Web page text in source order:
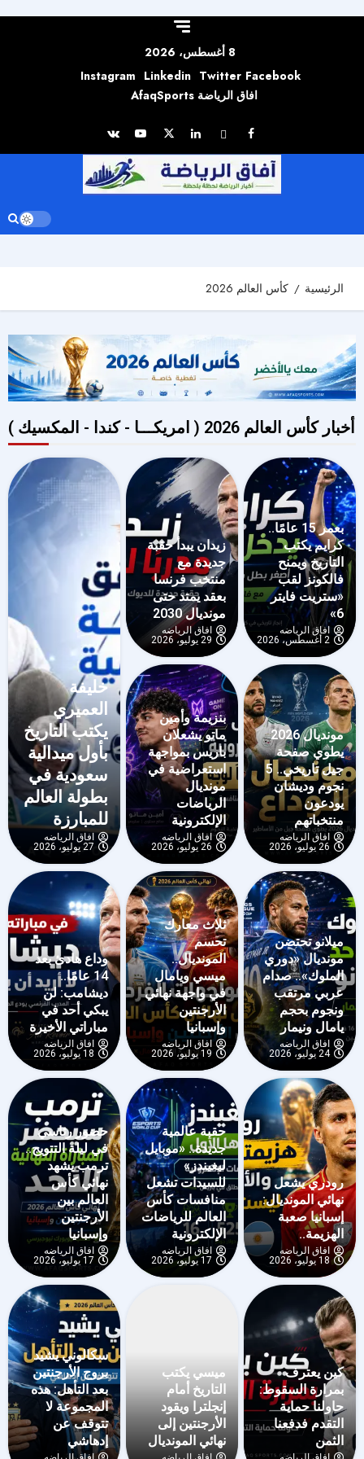
8 أغسطس، 2026
Facebook
Twitter
Linkedin
Instagram
افاق الرياضة AfaqSports
الرئيسية كأس العالم 2026
أخبار كأس العالم 2026 ( امريكـــا - كندا - المكسيك )
بعمر 15 عامًا..
كرايم يكتب
التاريخ ويمنح
فالكونز لقب
«ستريت فايتر
6»
افاق الرياضه
2 أغسطس، 2026
زيدان يبدأ حقبة
جديدة مع
منتخب فرنسا
بعقد يمتد حتى
مونديال 2030
افاق الرياضه
29 يوليو، 2026
خليفة
العميري
يكتب التاريخ
بأول ميدالية
سعودية في
بطولة العالم
للمبارزة
افاق الرياضه
27 يوليو، 2026
مونديال 2026
يطوي صفحة
جيل تاريخي.. 5
نجوم وديشان
يودعون
منتخباتهم
افاق الرياضه
26 يوليو، 2026
بنزيمة وأمين
ماتو يشعلان
باريس بمواجهة
استعراضية في
مونديال
الرياضات
الإلكترونية
افاق الرياضه
26 يوليو، 2026
ميلانو تحتضن
مونديال «دوري
الملوك».. صدام
عربي مرتقب
ونجوم بحجم
يامال ونيمار
افاق الرياضه
24 يوليو، 2026
ثلاث معارك
تحسم
المونديال..
ميسي ويامال
في واجهة نهائي
الأرجنتين
وإسبانيا
افاق الرياضه
19 يوليو، 2026
وداع هادئ بعد
14 عامًا..
ديشامب: لن
يبكي أحد في
مباراتي الأخيرة
افاق الرياضه
18 يوليو، 2026
رودري يشعل
نهائي المونديال:
إسبانيا صعبة
الهزيمة..
افاق الرياضه
18 يوليو، 2026
حقبة عالمية
جديدة.. «موبايل
ليغيندز»
للسيدات تشعل
منافسات كأس
العالم للرياضات
الإلكترونية
افاق الرياضه
17 يوليو، 2026
حضور رئاسي
في ليلة التتويج..
ترمب يشهد
نهائي كأس
العالم بين
الأرجنتين
وإسبانيا
افاق الرياضه
17 يوليو، 2026
كين يعترف
بمرارة السقوط:
حاولنا حماية
التقدم فدفعنا
الثمن
ميسي يكتب
التاريخ أمام
إنجلترا ويقود
الأرجنتين إلى
نهائي المونديال
سكالوني يشيد
بروح الأرجنتين
بعد التأهل: هذه
المجموعة لا
تتوقف عن
إدهاشي